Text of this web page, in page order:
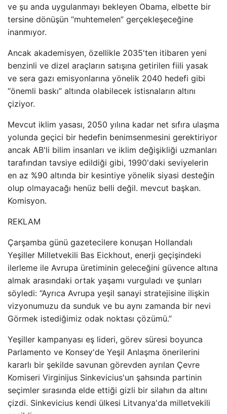
ve şu anda uygulanmayı bekleyen Obama, elbette bir
tersine dönüşün “muhtemelen” gerçekleşeceğine
inanmıyor.
Ancak akademisyen, özellikle 2035'ten itibaren yeni
benzinli ve dizel araçların satışına getirilen fiili yasak
ve sera gazı emisyonlarına yönelik 2040 hedefi gibi
“önemli baskı” altında olabilecek istisnaların altını
çiziyor.
Mevcut iklim yasası, 2050 yılına kadar net sıfıra ulaşma
yolunda geçici bir hedefin benimsenmesini gerektiriyor
ancak AB'li bilim insanları ve iklim değişikliği uzmanları
tarafından tavsiye edildiği gibi, 1990'daki seviyelerin
en az %90 altında bir kesintiye yönelik siyasi desteğin
olup olmayacağı henüz belli değil. mevcut başkan.
Komisyon.
REKLAM
Çarşamba günü gazetecilere konuşan Hollandalı
Yeşiller Milletvekili Bas Eickhout, enerji geçişindeki
ilerleme ile Avrupa üretiminin geleceğini güvence altına
almak arasındaki ortak yaşamı vurguladı ve şunları
söyledi: “Ayrıca Avrupa yeşil sanayi stratejisine ilişkin
vizyonumuzu da sunduk ve bu aynı zamanda bir nevi
Görmek istediğimiz odak noktası çözümü.”
Yeşiller kampanyası eş lideri, görev süresi boyunca
Parlamento ve Konsey'de Yeşil Anlaşma önerilerini
kararlı bir şekilde savunan görevden ayrılan Çevre
Komiseri Virginijus Sinkevicius'un şahsında partinin
seçimler sırasında elde ettiği gizli bir silahın da altını
çizdi. Sinkevicius kendi ülkesi Litvanya'da milletvekili